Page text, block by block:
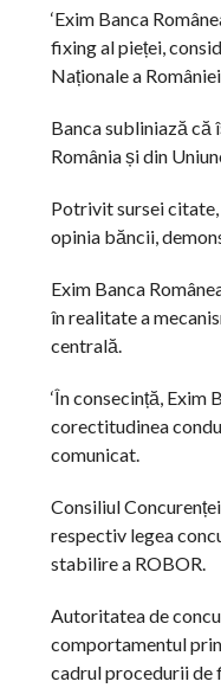
‘Exim Banca
fixing al pieței,
Naționale a
Banca subliniază
România și din
Potrivit sursei citate,
opinia băncii,
Exim Banca
în realitate a
centrală.
‘În consecință,
corectitudinea
comunicat.
Consiliul
respectiv legea
stabilire a ROBOR.
Autoritatea de
comportamentul
cadrul procedurii de